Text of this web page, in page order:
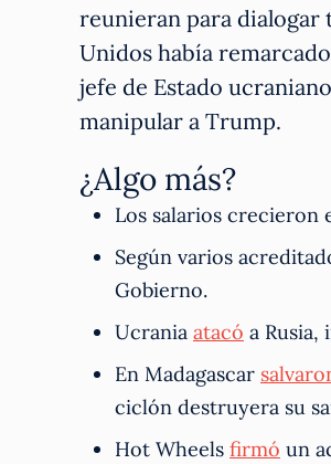
reunieran para dialogar
Unidos había
jefe de Estado
manipular a Trump.
¿Algo más?
Los salarios crecieron
Según varios
Gobierno.
Ucrania atacó a Rusia,
En Madagascar
ciclón destruyera su
Hot Wheels firmó un